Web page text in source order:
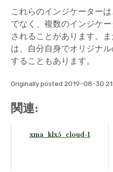
これらのインジケーター
でなく、複数のインジケ
されることがあります。
は、自分自身でオリジナ
することもあります。
Originally posted 2019-08-30
関連:
xma_klx5_cloud-1